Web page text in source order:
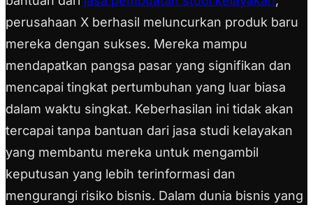
perusahaan X berhasil meluncurkan produk baru
mereka dengan sukses. Mereka mampu
mendapatkan pangsa pasar yang signifikan dan
mencapai tingkat pertumbuhan yang luar biasa
dalam waktu singkat. Keberhasilan ini tidak akan
tercapai tanpa bantuan dari jasa studi kelayakan
yang membantu mereka untuk mengambil
keputusan yang lebih terinformasi dan
mengurangi risiko bisnis. Dalam dunia bisnis yang